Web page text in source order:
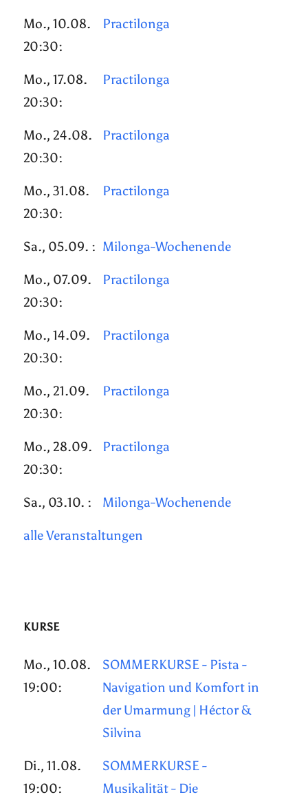
Mo., 10.08.
20:30:
Practilonga
Mo., 17.08.
20:30:
Practilonga
Mo., 24.08.
20:30:
Practilonga
Mo., 31.08.
20:30:
Practilonga
Sa., 05.09. : Milonga-Wochenende
Mo., 07.09.
20:30:
Practilonga
Mo., 14.09.
20:30:
Practilonga
Mo., 21.09.
20:30:
Practilonga
Mo., 28.09.
20:30:
Practilonga
Sa., 03.10. : Milonga-Wochenende
alle Veranstaltungen
KURSE
Mo., 10.08.
19:00:
SOMMERKURSE - Pista -
Navigation und Komfort in
der Umarmung | Héctor &
Silvina
Di., 11.08.
19:00:
SOMMERKURSE -
Musikalität - Die